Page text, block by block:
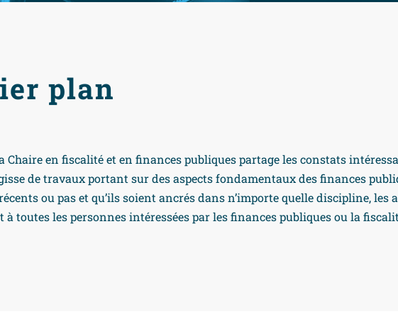
plan
Chaire en fiscalité et en finances publiques partage les constats
de travaux portant sur des aspects fondamentaux des finances
ou pas et qu’ils soient ancrés dans n’importe quelle discipline, les
toutes les personnes intéressées par les finances publiques ou la